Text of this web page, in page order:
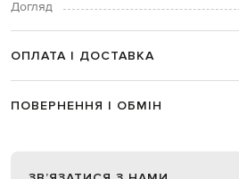
Догляд
ОПЛАТА І ДОСТАВКА
ПОВЕРНЕННЯ І ОБМІН